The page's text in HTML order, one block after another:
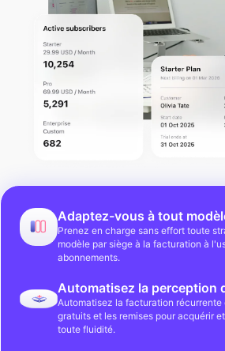
Adaptez-vous à tout
Prenez en charge sans effort toute
modèle par siège à la facturation à
abonnements.
Automatisez la perception
Automatisez la facturation récurrente
gratuits et les remises pour acquérir
toute fluidité.